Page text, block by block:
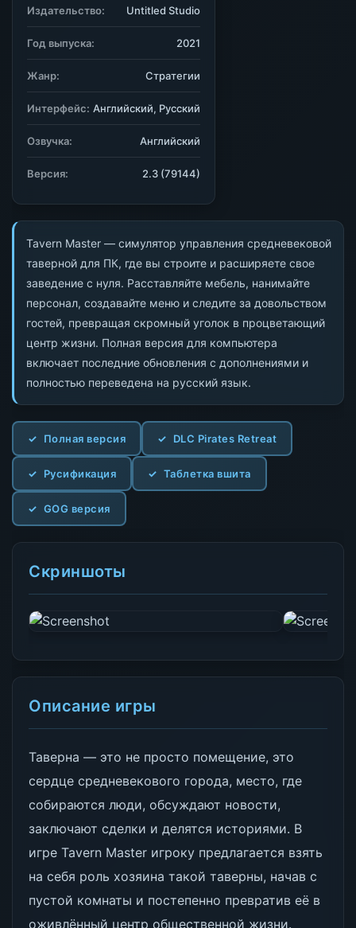
Tavern Master — симулятор управления средневековой
таверной для ПК, где вы строите и расширяете свое
заведение с нуля. Расставляйте мебель, нанимайте
персонал, создавайте меню и следите за довольством
гостей, превращая скромный уголок в процветающий
центр жизни. Полная версия для компьютера
включает последние обновления с дополнениями и
полностью переведена на русский язык.
Полная версия DLC Pirates Retreat
Русификация Таблетка вшита
GOG версия
Скриншоты
Описание игры
Таверна — это не просто помещение, это
сердце средневекового города, место, где
собираются люди, обсуждают новости,
заключают сделки и делятся историями. В
игре Tavern Master игроку предлагается взять
на себя роль хозяина такой таверны, начав с
пустой комнаты и постепенно превратив её в
оживлённый центр общественной жизни.
Издательство: Untitled Studio
Год выпуска: 2021
Жанр: Стратегии
Интерфейс: Английский, Русский
Озвучка: Английский
Версия: 2.3 (79144)